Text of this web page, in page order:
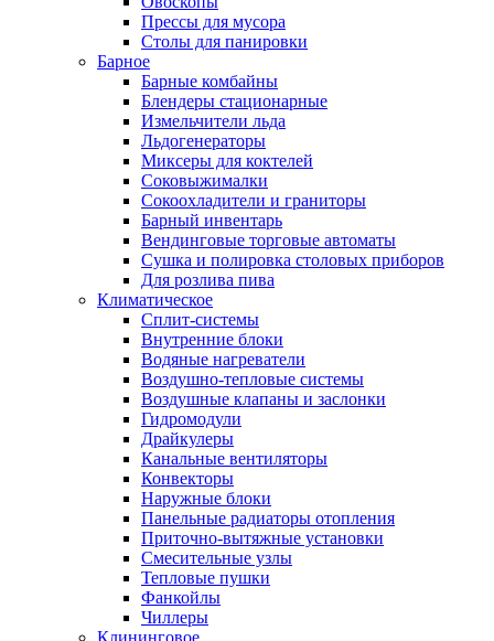
Прессы для мусора
Столы для панировки
Барное
Барные комбайны
Блендеры стационарные
Измельчители льда
Льдогенераторы
Миксеры для коктелей
Соковыжималки
Сокоохладители и граниторы
Барный инвентарь
Вендинговые торговые автоматы
Сушка и полировка столовых приборов
Для розлива пива
Климатическое
Сплит-системы
Внутренние блоки
Водяные нагреватели
Воздушно-тепловые системы
Воздушные клапаны и заслонки
Гидромодули
Драйкулеры
Канальные вентиляторы
Конвекторы
Наружные блоки
Панельные радиаторы отопления
Приточно-вытяжные установки
Смесительные узлы
Тепловые пушки
Фанкойлы
Чиллеры
Клининговое